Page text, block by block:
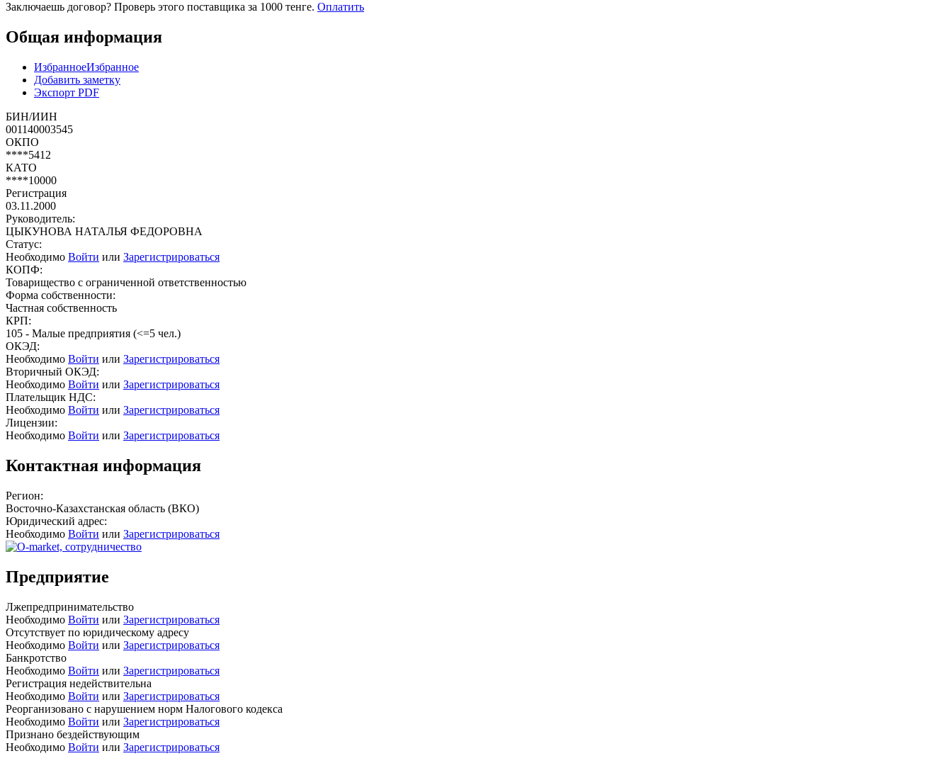
Заключаешь договор? Проверь этого поставщика за 1000 тенге. Оплатить
Общая информация
ИзбранноеИзбранное
Добавить заметку
Экспорт PDF
БИН/ИИН
001140003545
ОКПО
****5412
КАТО
****10000
Регистрация
03.11.2000
Руководитель:
ЦЫКУНОВА НАТАЛЬЯ ФЕДОРОВНА
Статус:
Необходимо Войти или Зарегистрироваться
КОПФ:
Товарищество с ограниченной ответственностью
Форма собственности:
Частная собственность
КРП:
105 - Малые предприятия (<=5 чел.)
ОКЭД:
Необходимо Войти или Зарегистрироваться
Вторичный ОКЭД:
Необходимо Войти или Зарегистрироваться
Плательщик НДС:
Необходимо Войти или Зарегистрироваться
Лицензии:
Необходимо Войти или Зарегистрироваться
Контактная информация
Регион:
Восточно-Казахстанская область (ВКО)
Юридический адрес:
Необходимо Войти или Зарегистрироваться
Предприятие
Лжепредпринимательство
Необходимо Войти или Зарегистрироваться
Отсутствует по юридическому адресу
Необходимо Войти или Зарегистрироваться
Банкротство
Необходимо Войти или Зарегистрироваться
Регистрация недействительна
Необходимо Войти или Зарегистрироваться
Реорганизовано с нарушением норм Налогового кодекса
Необходимо Войти или Зарегистрироваться
Признано бездействующим
Необходимо Войти или Зарегистрироваться